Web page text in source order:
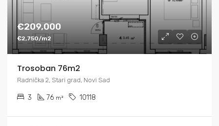
€209,000
€2,750/m2
Trosoban 76m2
Radnička 2, Stari grad, Novi Sad
3 76 m² 10118